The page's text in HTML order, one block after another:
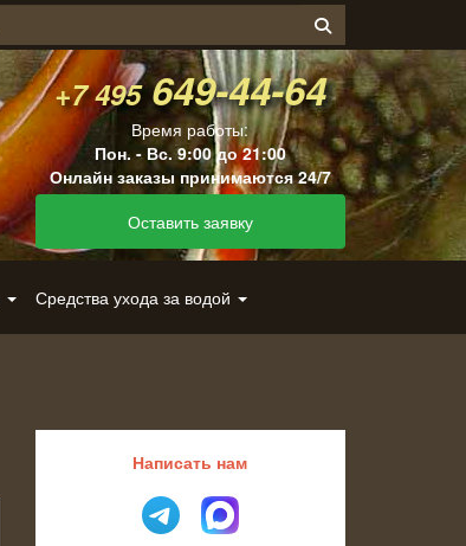
+7 495649-44-64
Время работы:
Пон. - Вс. 9:00 до 21:00
Онлайн заказы принимаются 24/7
Оставить заявку
Средства ухода за водой
Написать нам